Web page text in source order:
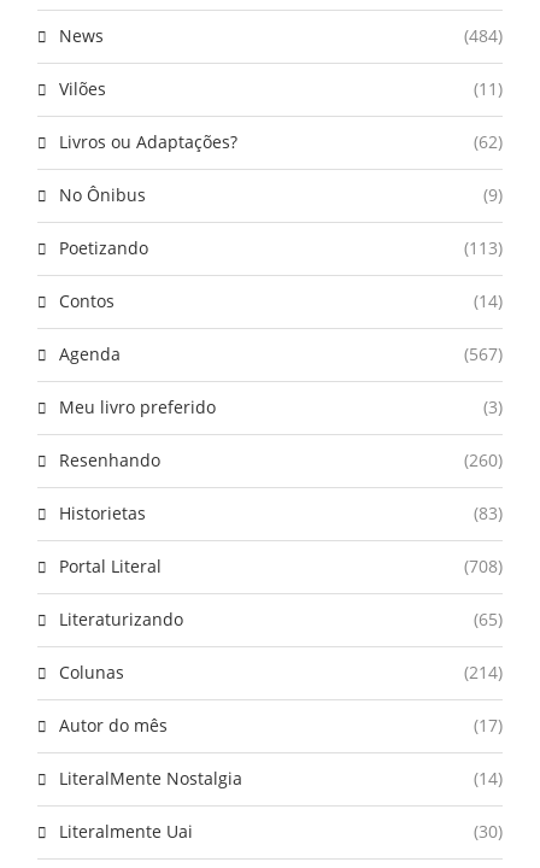
News (484)
Vilões (11)
Livros ou Adaptações? (62)
No Ônibus (9)
Poetizando (113)
Contos (14)
Agenda (567)
Meu livro preferido (3)
Resenhando (260)
Historietas (83)
Portal Literal (708)
Literaturizando (65)
Colunas (214)
Autor do mês (17)
LiteralMente Nostalgia (14)
Literalmente Uai (30)